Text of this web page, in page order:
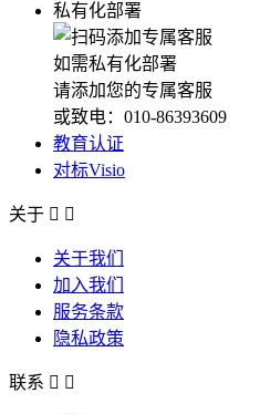
私有化部署
如需私有化部署
请添加您的专属客服
或致电：010-86393609
教育认证
对标Visio
关于  
关于我们
加入我们
服务条款
隐私政策
联系  